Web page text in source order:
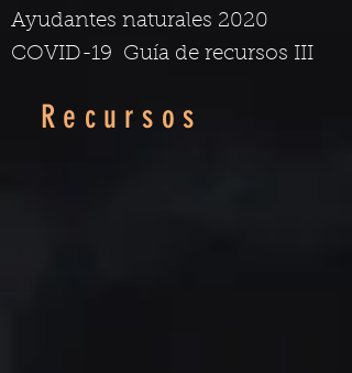
Ayudantes naturales 2020
COVID-19
Guía de recursos III
Recursos